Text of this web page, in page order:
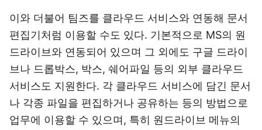
이와 더불어 팀즈를 클라우드 서비스와 연동해 문서
편집기처럼 이용할 수도 있다. 기본적으로 MS의 원
드라이브와 연동되어 있으며 그 외에도 구글 드라이
브나 드롭박스, 박스, 쉐어파일 등의 외부 클라우드
서비스도 지원한다. 각 클라우드 서비스에 담긴 문서
나 각종 파일을 편집하거나 공유하는 등의 방법으로
업무에 이용할 수 있으며, 특히 원드라이브 메뉴의